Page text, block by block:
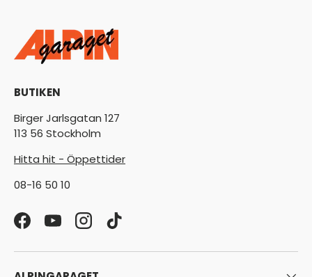
BUTIKEN
Birger Jarlsgatan 127
113 56 Stockholm
Hitta hit - Öppettider
08-16 50 10
FacebookYouTubeInstagram
TikTok